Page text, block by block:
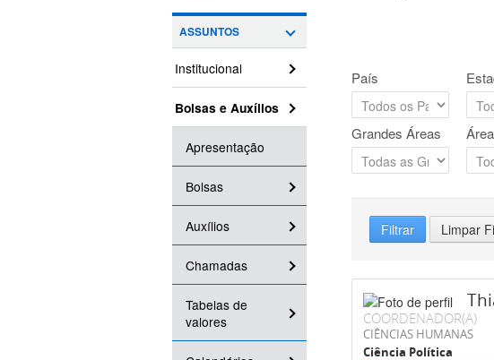
ASSUNTOS
Institucional
Bolsas e Auxílios
Apresentação
Bolsas
Auxílios
Chamadas
Tabelas de
valores
País
Grandes Áreas
Filtrar Limpar
COORDENADOR(A)
CIÊNCIAS HUMANAS
Ciência Política